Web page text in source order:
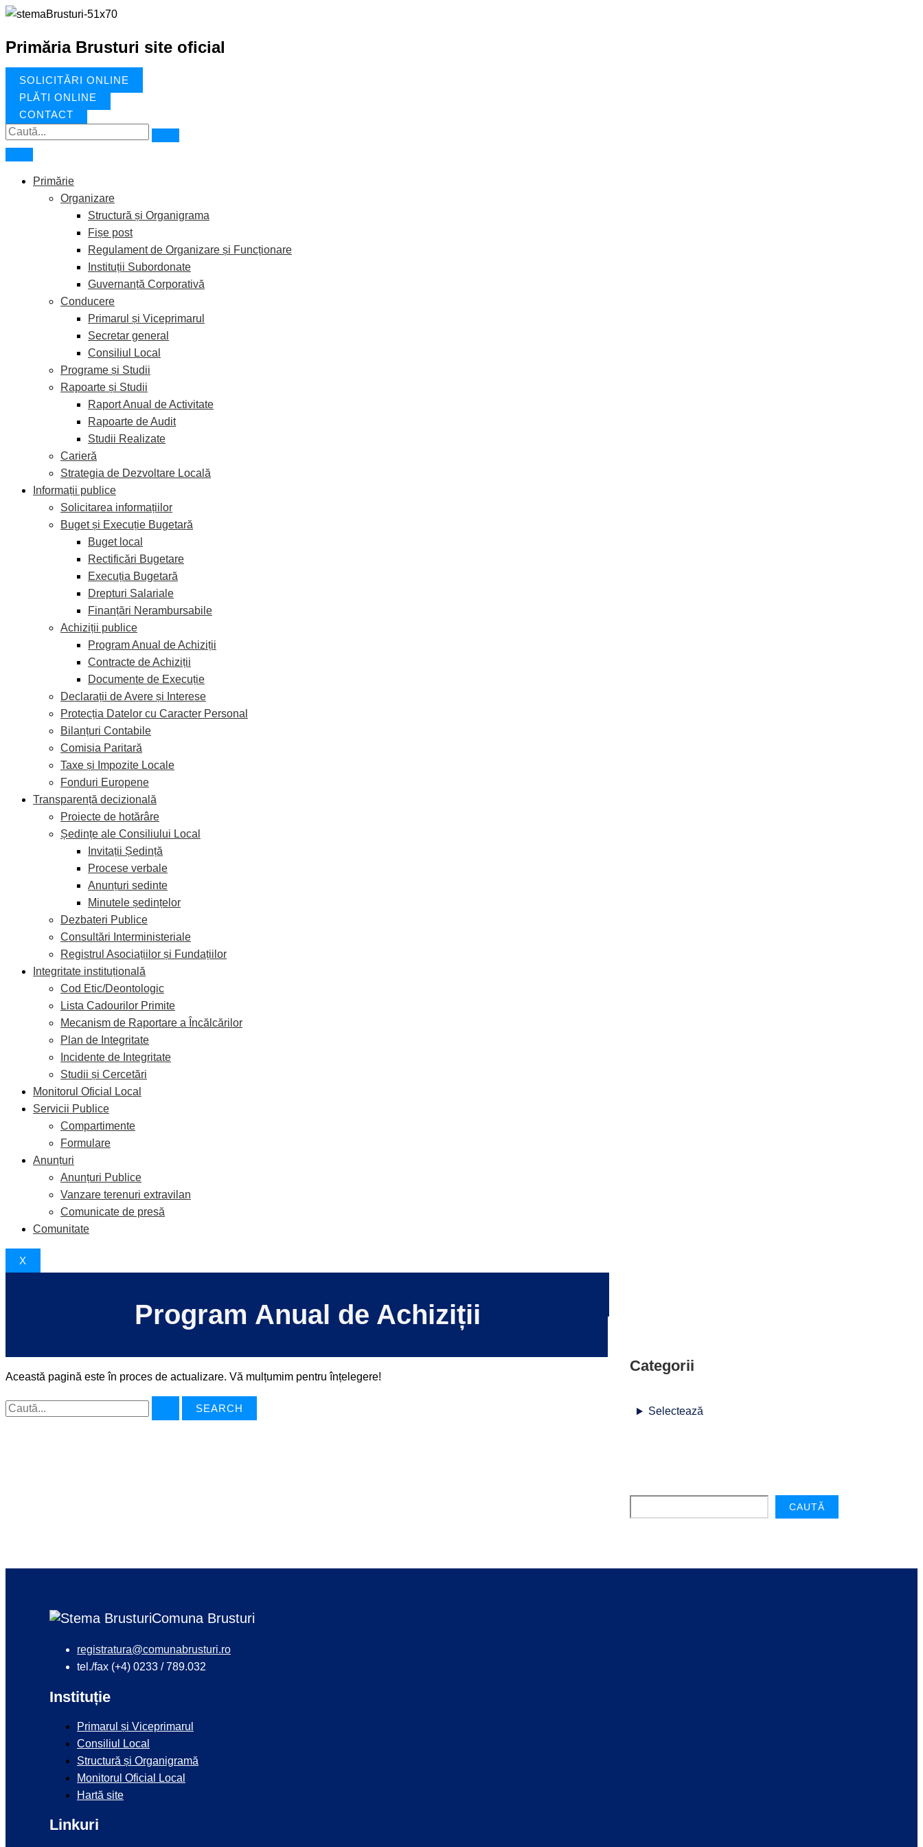
Treci
conținut
Primăria Brusturi site oficial
SOLICITĂRI ONLINE
PLĂȚI ONLINE
CONTACT
Primărie
Organizare
Structură și Organigrama
Fișe post
Regulament de Organizare și Funcționare
Instituții Subordonate
Guvernanță Corporativă
Conducere
Primarul și Viceprimarul
Secretar general
Consiliul Local
Programe și Studii
Rapoarte și Studii
Raport Anual de Activitate
Rapoarte de Audit
Studii Realizate
Carieră
Strategia de Dezvoltare Locală
Informații publice
Solicitarea informațiilor
Buget și Execuție Bugetară
Buget local
Rectificări Bugetare
Execuția Bugetară
Drepturi Salariale
Finanțări Nerambursabile
Achiziții publice
Program Anual de Achiziții
Contracte de Achiziții
Documente de Execuție
Declarații de Avere și Interese
Protecția Datelor cu Caracter Personal
Bilanțuri Contabile
Comisia Paritară
Taxe și Impozite Locale
Fonduri Europene
Transparență decizională
Proiecte de hotărâre
Ședințe ale Consiliului Local
Invitații Ședință
Procese verbale
Anunțuri sedinte
Minutele ședințelor
Dezbateri Publice
Consultări Interministeriale
Registrul Asociațiilor și Fundațiilor
Integritate instituțională
Cod Etic/Deontologic
Lista Cadourilor Primite
Mecanism de Raportare a Încălcărilor
Plan de Integritate
Incidente de Integritate
Studii și Cercetări
Monitorul Oficial Local
Servicii Publice
Compartimente
Formulare
Anunțuri
Anunțuri Publice
Vanzare terenuri extravilan
Comunicate de presă
Comunitate
X
Program Anual de Achiziții
Această pagină este în proces de actualizare. Vă mulțumim pentru înțelegere!
Search
Categorii
Selectează
CAUTĂ
Comuna Brusturi
registratura@comunabrusturi.ro
tel./fax (+4) 0233 / 789.032
Instituție
Primarul și Viceprimarul
Consiliul Local
Structură și Organigramă
Monitorul Oficial Local
Hartă site
Linkuri